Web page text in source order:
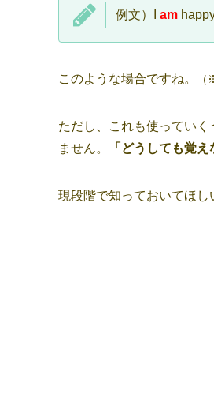
例文）I am
このような場合ですね。
ただし、これも使ってい
ません。
「どうしても覚
現段階で知っておいてほし